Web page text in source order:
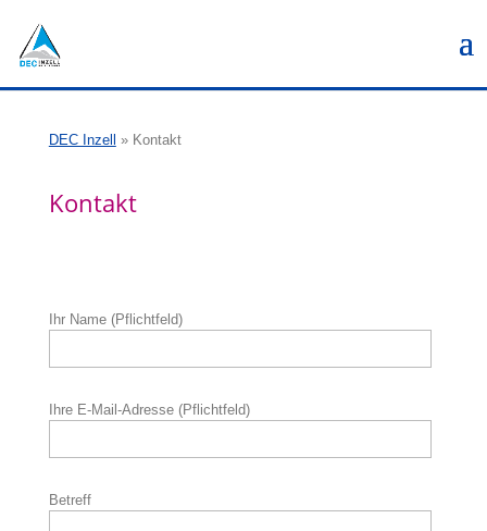
DEC Inzell » Kontakt
Kontakt
Ihr Name (Pflichtfeld)
Ihre E-Mail-Adresse (Pflichtfeld)
Betreff